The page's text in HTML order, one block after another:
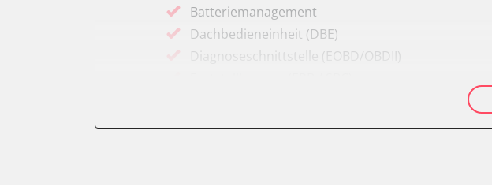
Batteriemanagement
Dachbedieneinheit (DBE)
Diagnoseschnittstelle (EOBD/OBDII)